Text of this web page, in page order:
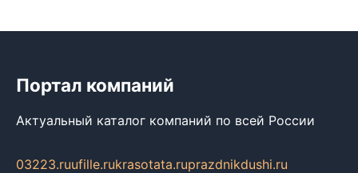
Портал компаний
Актуальный каталог компаний по всей России
03223.ruufille.rukrasotata.ruprazdnikdushi.ru